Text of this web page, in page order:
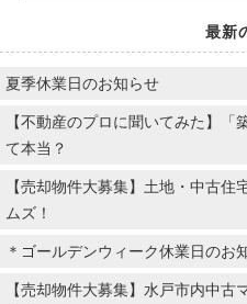
最新
夏季休業日のお知らせ
【不動産のプロに聞いてみた】
て本当？
【売却物件大募集】土地・中古
ムズ！
＊ゴールデンウィーク休業日のお
【売却物件大募集】水戸市内中古